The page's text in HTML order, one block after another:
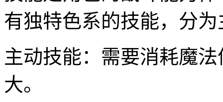
有独特色系的技能，分
主动技能：需要消耗魔
大。